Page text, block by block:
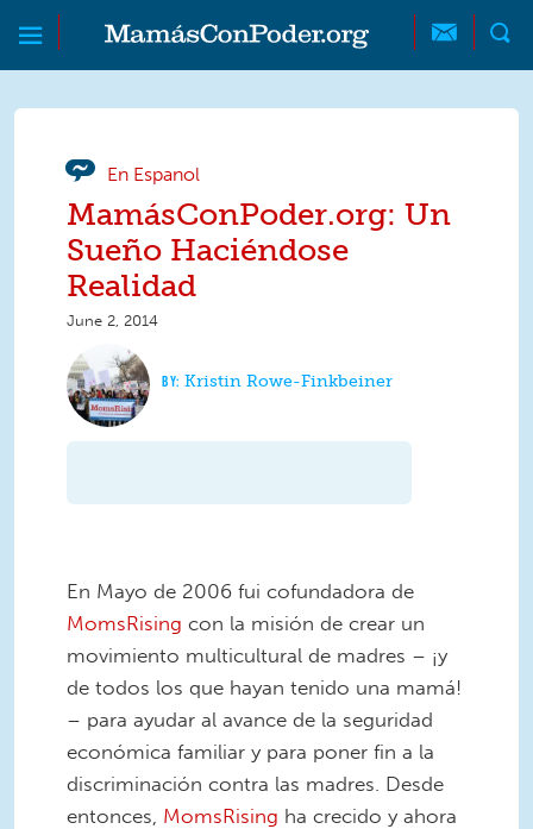
Skip to main content
Skip to main content
MamásConPoder
En Espanol
MamásConPoder.org: Un
Sueño Haciéndose
Realidad
June 2, 2014
Kristin Rowe-Finkbeiner
En Mayo de 2006 fui cofundadora de
MomsRising con la misión de crear un
movimiento multicultural de madres – ¡y
de todos los que hayan tenido una mamá!
– para ayudar al avance de la seguridad
económica familiar y para poner fin a la
discriminación contra las madres. Desde
entonces, MomsRising ha crecido y ahora